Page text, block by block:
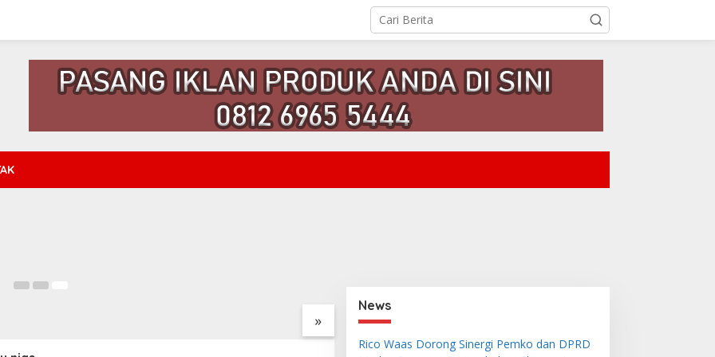
»
Biarkan Aku
– Tommy J. Pisa
News
Rico Waas Dorong Sinergi Pemko dan DPRD